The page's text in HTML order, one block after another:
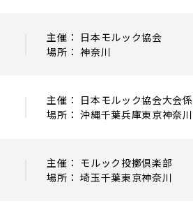
主催： 日本モルック協会
場所： 神奈川
主催： 日本モルック協会大会係
場所： 沖縄千葉兵庫東京神奈川
主催： モルック投擲倶楽部
場所： 埼玉千葉東京神奈川